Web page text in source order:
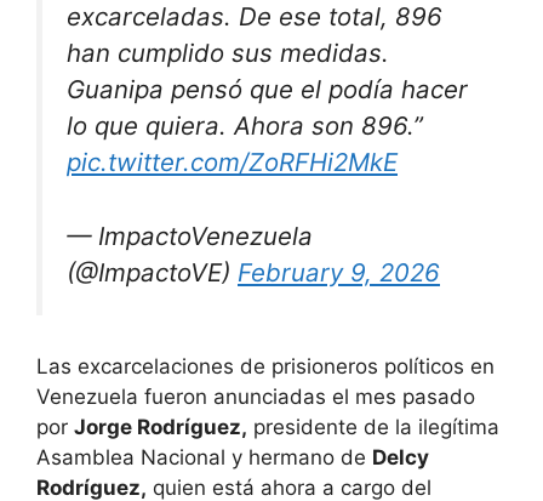
excarceladas. De ese total, 896
han cumplido sus medidas.
Guanipa pensó que el podía hacer
lo que quiera. Ahora son 896.”
pic.twitter.com/ZoRFHi2MkE
— ImpactoVenezuela
(@ImpactoVE) February 9, 2026
Las excarcelaciones de prisioneros políticos en
Venezuela fueron anunciadas el mes pasado
por Jorge Rodríguez, presidente de la ilegítima
Asamblea Nacional y hermano de Delcy
Rodríguez, quien está ahora a cargo del